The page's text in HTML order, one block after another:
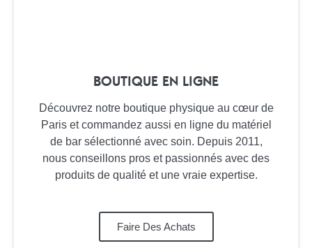
BOUTIQUE EN LIGNE
Découvrez notre boutique physique au cœur de
Paris et commandez aussi en ligne du matériel
de bar sélectionné avec soin. Depuis 2011,
nous conseillons pros et passionnés avec des
produits de qualité et une vraie expertise.
Faire Des Achats